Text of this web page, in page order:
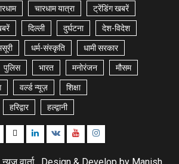
चारधाम यात्रा ट्रेंडिंग खबरें
दिल्ली दुर्घटना देश-विदेश
धर्म-संस्कृति धामी सरकार
पुलिस भारत मनोरंजन मौसम
वर्ल्ड न्यूज़ शिक्षा
हरिद्वार हल्द्वानी
TwitterLinkedin
VK YoutubeInstagram